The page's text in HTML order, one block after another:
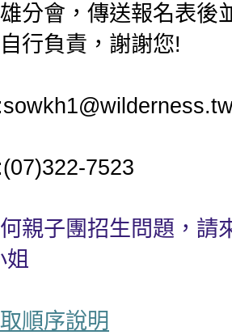
分會，傳送報名表後
行負責，謝謝您!
7523
親子團招生問題，請
姐
順序說明